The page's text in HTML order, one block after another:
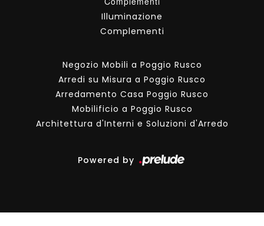
Illuminazione
Complementi
Negozio Mobili a Poggio Rusco
Arredi su Misura a Poggio Rusco
Arredamento Casa Poggio Rusco
Mobilificio a Poggio Rusco
Architettura d'Interni e Soluzioni d'Arredo
Powered by